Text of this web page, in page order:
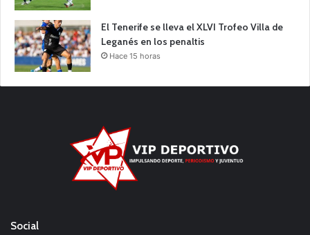
El Tenerife se lleva el XLVI Trofeo Villa de
Leganés en los penaltis
Hace 15 horas
Social